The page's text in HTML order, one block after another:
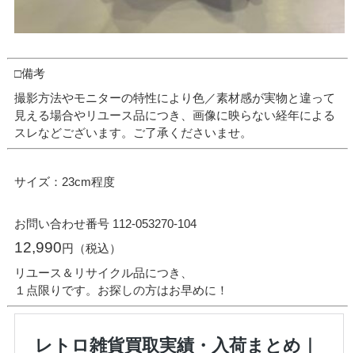
□備考
撮影方法やモニターの特性により色／素材感が実物と違って
見える場合やリユース品につき、画像に映らない経年による
スレなどございます。ご了承くださいませ。
サイズ：23cm程度
お問い合わせ番号 112-053270-104
12,990円（税込）
リユース＆リサイクル品につき、
１点限りです。お探しの方はお早めに！